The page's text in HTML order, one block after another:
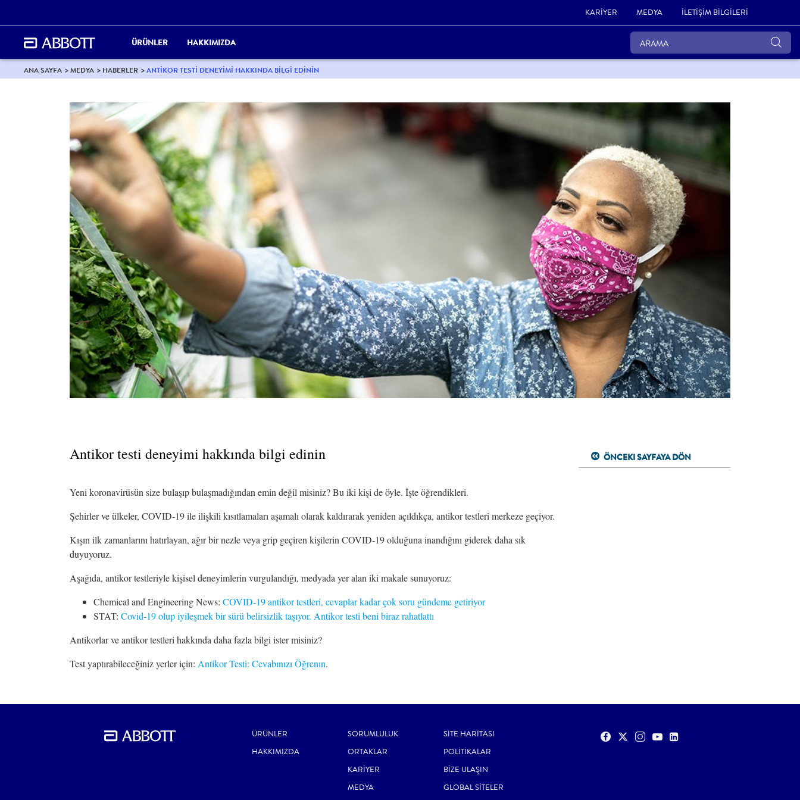
KARİYER MEDYA İLETİŞİM BİLGİLERİ
ÜRÜNLER HAKKIMIZDA
ANA SAYFA MEDYA HABERLER ANTIKOR TESTI DENEYIMI HAKKINDA BILGI EDININ
Antikor testi deneyimi hakkında bilgi edinin
Yeni koronavirüsün size bulaşıp bulaşmadığından emin değil misiniz? Bu iki kişi de öyle. İşte öğrendikleri.
Şehirler ve ülkeler, COVID-19 ile ilişkili kısıtlamaları aşamalı olarak kaldırarak yeniden açıldıkça, antikor testleri merkeze geçiyor.
Kışın ilk zamanlarını hatırlayan, ağır bir nezle veya grip geçiren kişilerin COVID-19 olduğuna inandığını giderek daha sık
duyuyoruz.
Aşağıda, antikor testleriyle kişisel deneyimlerin vurgulandığı, medyada yer alan iki makale sunuyoruz:
Chemical and Engineering News: COVID-19 antikor testleri, cevaplar kadar çok soru gündeme getiriyor
STAT: Covid-19 olup iyileşmek bir sürü belirsizlik taşıyor. Antikor testi beni biraz rahatlattı
Antikorlar ve antikor testleri hakkında daha fazla bilgi ister misiniz?
Test yaptırabileceğiniz yerler için: Antikor Testi: Cevabınızı Öğrenın.
ÖNCEKI SAYFAYA DÖN
ÜRÜNLER
HAKKIMIZDA
SORUMLULUK
ORTAKLAR
KARİYER
MEDYA
SİTE HARİTASI
POLİTİKALAR
BİZE ULAŞIN
GLOBAL SİTELER